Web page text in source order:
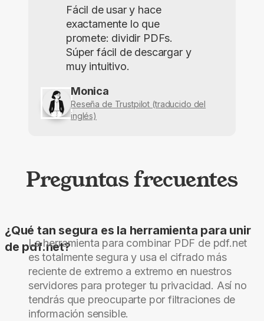
Fácil de usar y hace
exactamente lo que
promete: dividir PDFs.
Súper fácil de descargar y
muy intuitivo.
Monica
Reseña de Trustpilot (traducido del
inglés)
Preguntas frecuentes
¿Qué tan segura es la herramienta para unir
de pdf.net?
La herramienta para combinar PDF de pdf.net
es totalmente segura y usa el cifrado más
reciente de extremo a extremo en nuestros
servidores para proteger tu privacidad. Así no
tendrás que preocuparte por filtraciones de
información sensible.